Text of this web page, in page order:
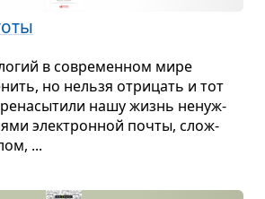
в совре­мен­ном мире
но нельзя отри­цать и тот
нашу жизнь ненуж­
элек­трон­ной почты, слож­
...